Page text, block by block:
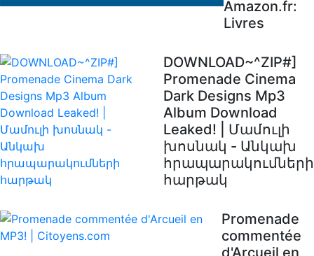
Amazon.fr:
Livres
DOWNLOAD~^ZIP#]
Promenade Cinema
Dark Designs Mp3
Album Download
Leaked! | Մամուլի
խոսնակ - Անկախ
հրապարակումների
հարթակ
Promenade
commentée
d'Arcueil en